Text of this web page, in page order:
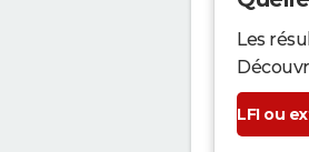
Les
LFI ou